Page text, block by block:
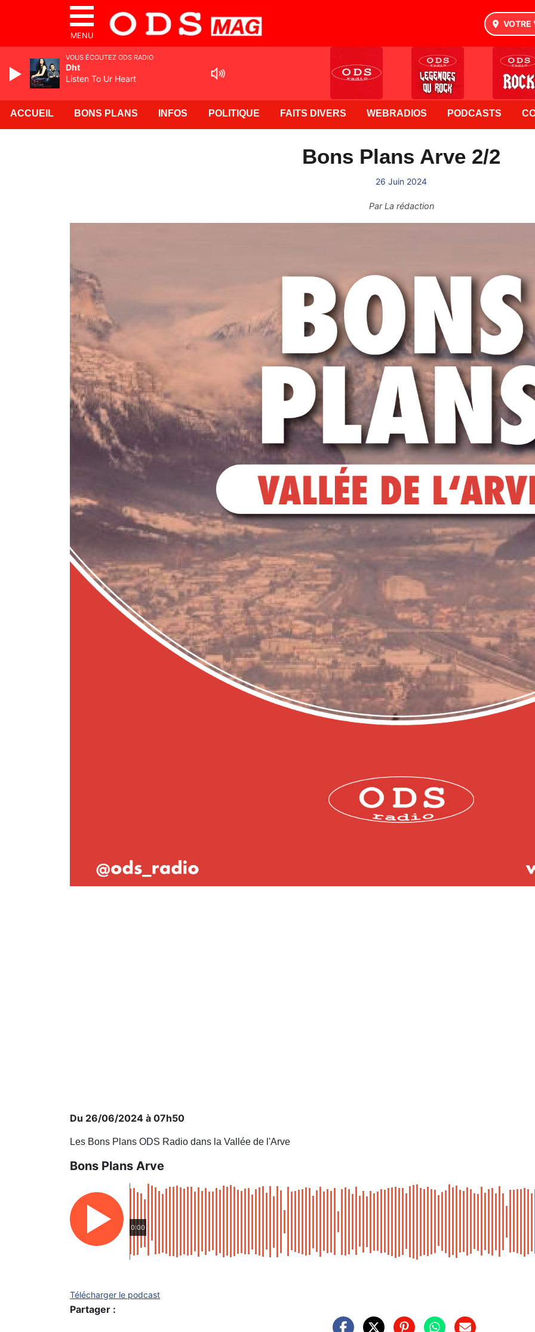
MENU
VOTRE
ACCUEIL BONS PLANS INFOS POLITIQUE FAITS DIVERS WEBRADIOS PODCASTS
Bons Plans Arve 2/2
26 Juin 2024
ParLa rédaction
Du 26/06/2024 à 07h50
Les Bons Plans ODS Radio dans la Vallée de l'Arve
Bons Plans Arve
0:00
Télécharger le podcast
Partager :
VOUS ÉCOUTEZ ODS RADIO
Dht
Listen To Ur Heart